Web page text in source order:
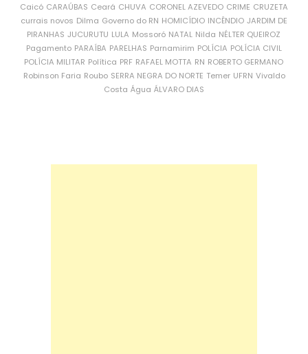
Caicó CARAÚBAS Ceará CHUVA CORONEL AZEVEDO CRIME CRUZETA
currais novos Dilma Governo do RN HOMICÍDIO INCÊNDIO JARDIM DE
PIRANHAS JUCURUTU LULA Mossoró NATAL Nilda NÉLTER QUEIROZ
Pagamento PARAÍBA PARELHAS Parnamirim POLÍCIA POLÍCIA CIVIL
POLÍCIA MILITAR Política PRF RAFAEL MOTTA RN ROBERTO GERMANO
Robinson Faria Roubo SERRA NEGRA DO NORTE Temer UFRN Vivaldo
Costa Água ÁLVARO DIAS